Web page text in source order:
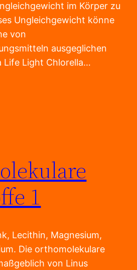
im Körper zu
Ungleichgewicht könne
von
ausgeglichen
Life Light Chlorella…
1
Lecithin, Magnesium,
Die orthomolekulare
von Linus